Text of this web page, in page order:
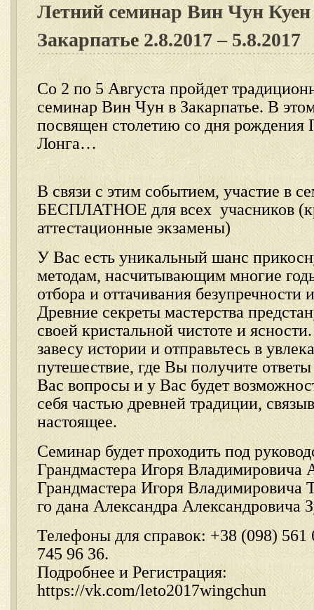
Летний семинар Вин Чун
Закарпатье 2.8.2017 – 5.8.2017
Со 2 по 5 Августа пройдет
семинар Вин Чун в Закарпатье. В
посвящен столетию со дня рождения
Лонга…
В связи с этим событием, участие в
БЕСПЛАТНОЕ для всех учасников
аттестационные экзамены)
У Вас есть уникальный шанс
методам, насчитывающим многие
отбора и оттачивания безупречности
Древние секреты мастерства
своей кристальной чистоте и
завесу истории и отправьтесь в
путешествие, где Вы получите
Вас вопросы и у Вас будет
себя частью древней традиции,
настоящее.
Семинар будет проходить под
Грандмастера Игоря Владимировича
Грандмастера Игоря Владимировича
го дана Александра Александровича
Телефоны для справок: +38 (098) 561
745 96 36.
Подробнее и Регистрация:
https://vk.com/leto2017wingchun